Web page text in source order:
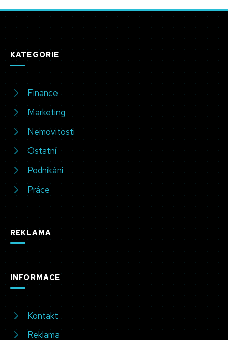
KATEGORIE
Finance
Marketing
Nemovitosti
Ostatní
Podnikání
Práce
REKLAMA
INFORMACE
Kontakt
Reklama